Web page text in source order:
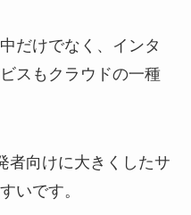
だけでなく、インタ
スもクラウドの一種
者向けに大きくしたサ
いです。